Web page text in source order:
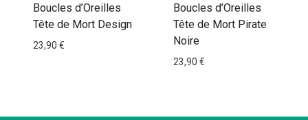
Boucles d’Oreilles
Tête de Mort Design
23,90 €
Boucles d’Oreilles
Tête de Mort Pirate
Noire
23,90 €